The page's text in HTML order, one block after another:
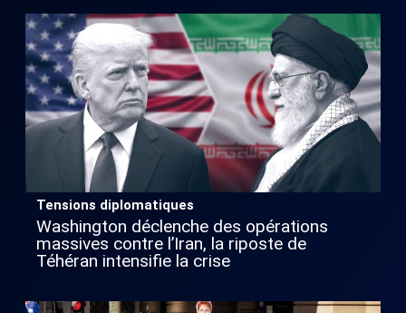
Tensions diplomatiques
Washington déclenche des opérations
massives contre l’Iran, la riposte de
Téhéran intensifie la crise